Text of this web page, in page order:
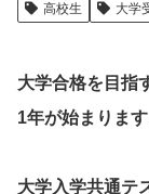
高校生 大学
大学合格を目指
1年が始まります
大学入学共通テ